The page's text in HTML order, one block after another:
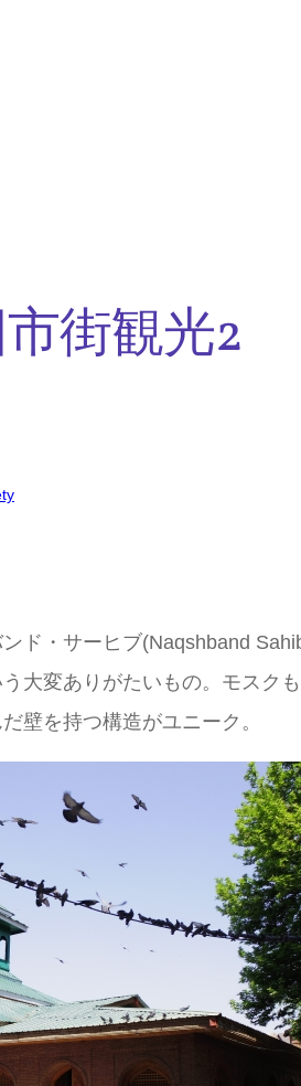
街観光2
ド・サーヒブ(Naqshband
大変ありがたいもの。モスク
壁を持つ構造がユニーク。